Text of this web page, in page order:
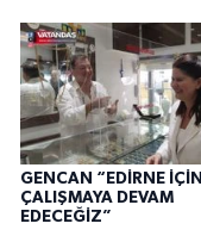
GENCAN “EDİRNE İÇİN
ÇALIŞMAYA DEVAM
EDECEĞİZ”